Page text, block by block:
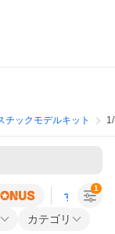
チックモデルキット
すべての条
カテゴリ
1